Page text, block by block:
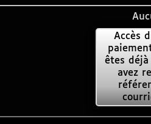
Accès
êtes
avez